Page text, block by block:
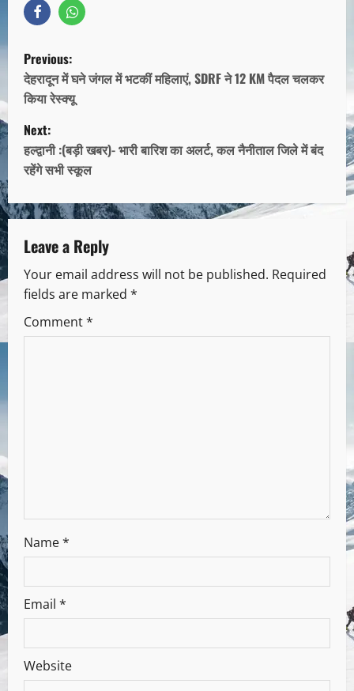
Previous:
देहरादून में घने जंगल में भटकीं महिलाएं, SDRF ने 12 KM पैदल चलकर
किया रेस्क्यू
Next:
हल्द्वानी :(बड़ी खबर)- भारी बारिश का अलर्ट, कल नैनीताल जिले में बंद
रहेंगे सभी स्कूल
Leave a Reply
Your email address will not be published. Required
fields are marked *
Comment*
Name*
Email *
Website